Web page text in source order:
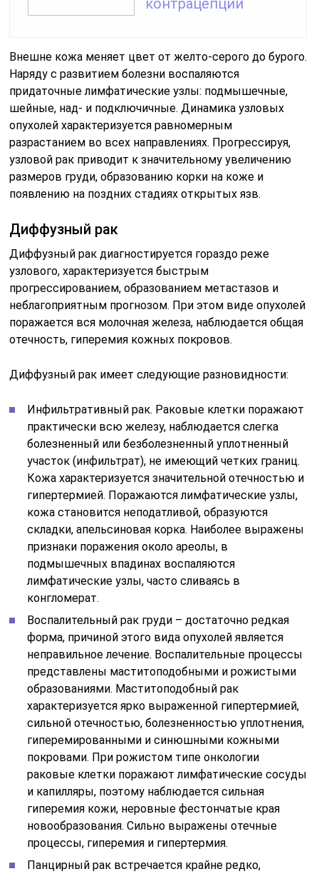
контрацепции
Внешне кожа меняет цвет от желто-серого до бурого.
Наряду с развитием болезни воспаляются
придаточные лимфатические узлы: подмышечные,
шейные, над- и подключичные. Динамика узловых
опухолей характеризуется равномерным
разрастанием во всех направлениях. Прогрессируя,
узловой рак приводит к значительному увеличению
размеров груди, образованию корки на коже и
появлению на поздних стадиях открытых язв.
Диффузный рак
Диффузный рак диагностируется гораздо реже
узлового, характеризуется быстрым
прогрессированием, образованием метастазов и
неблагоприятным прогнозом. При этом виде опухолей
поражается вся молочная железа, наблюдается общая
отечность, гиперемия кожных покровов.
Диффузный рак имеет следующие разновидности:
Инфильтративный рак. Раковые клетки поражают
практически всю железу, наблюдается слегка
болезненный или безболезненный уплотненный
участок (инфильтрат), не имеющий четких границ.
Кожа характеризуется значительной отечностью и
гипертермией. Поражаются лимфатические узлы,
кожа становится неподатливой, образуются
складки, апельсиновая корка. Наиболее выражены
признаки поражения около ареолы, в
подмышечных впадинах воспаляются
лимфатические узлы, часто сливаясь в
конгломерат.
Воспалительный рак груди – достаточно редкая
форма, причиной этого вида опухолей является
неправильное лечение. Воспалительные процессы
представлены маститоподобными и рожистыми
образованиями. Маститоподобный рак
характеризуется ярко выраженной гипертермией,
сильной отечностью, болезненностью уплотнения,
гиперемированными и синюшными кожными
покровами. При рожистом типе онкологии
раковые клетки поражают лимфатические сосуды
и капилляры, поэтому наблюдается сильная
гиперемия кожи, неровные фестончатые края
новообразования. Сильно выражены отечные
процессы, гиперемия и гипертермия.
Панцирный рак встречается крайне редко,